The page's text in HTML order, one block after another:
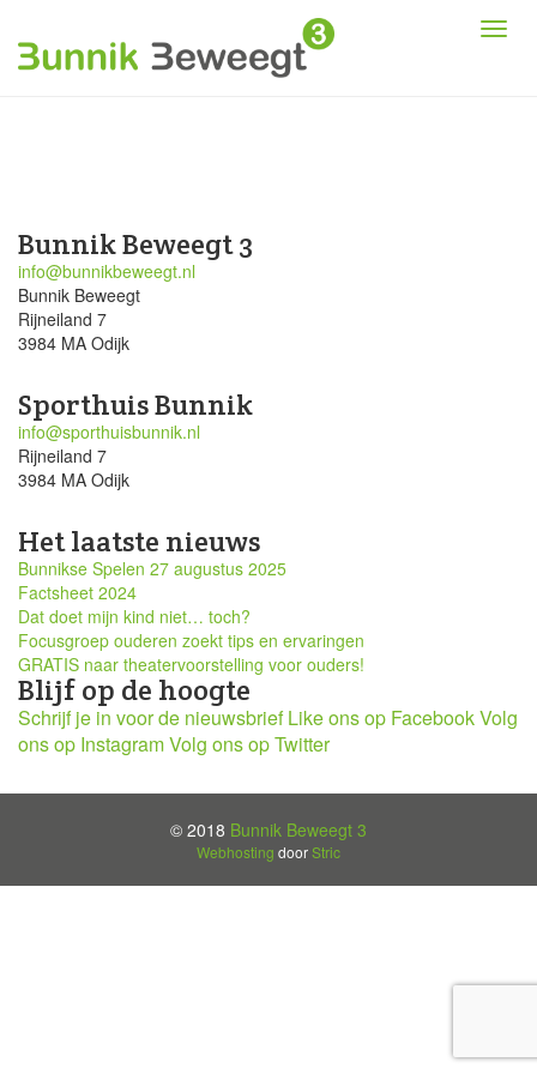
Bunnik Beweegt 3
info@bunnikbeweegt.nl
Bunnik Beweegt
Rijneiland 7
3984 MA Odijk
Sporthuis Bunnik
info@sporthuisbunnik.nl
Rijneiland 7
3984 MA Odijk
Het laatste nieuws
Bunnikse Spelen 27 augustus 2025
Factsheet 2024
Dat doet mijn kind niet… toch?
Focusgroep ouderen zoekt tips en ervaringen
GRATIS naar theatervoorstelling voor ouders!
Blijf op de hoogte
Schrijf je in voor de nieuwsbrief Like ons op FacebookVolg
ons op InstagramVolg ons op Twitter
© 2018 Bunnik Beweegt 3
Webhosting doorStric